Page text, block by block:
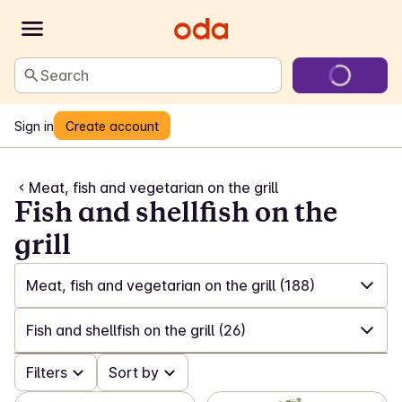
Search
Sign in Create account
Meat, fish and vegetarian on the grill
Fish and shellfish on the
grill
Meat, fish and vegetarian on the grill (188)
✓ All (599)
✓ (63)
Fish and shellfish on the grill (26)
✓ All (188)
Filters Sort by